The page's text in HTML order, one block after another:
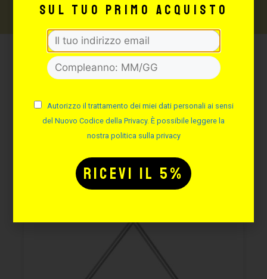
Potrebbe interessarti
sul tuo primo acquisto
Autorizzo il trattamento dei miei dati personali ai sensi
del Nuovo Codice della Privacy. È possibile leggere la
nostra politica sulla privacy